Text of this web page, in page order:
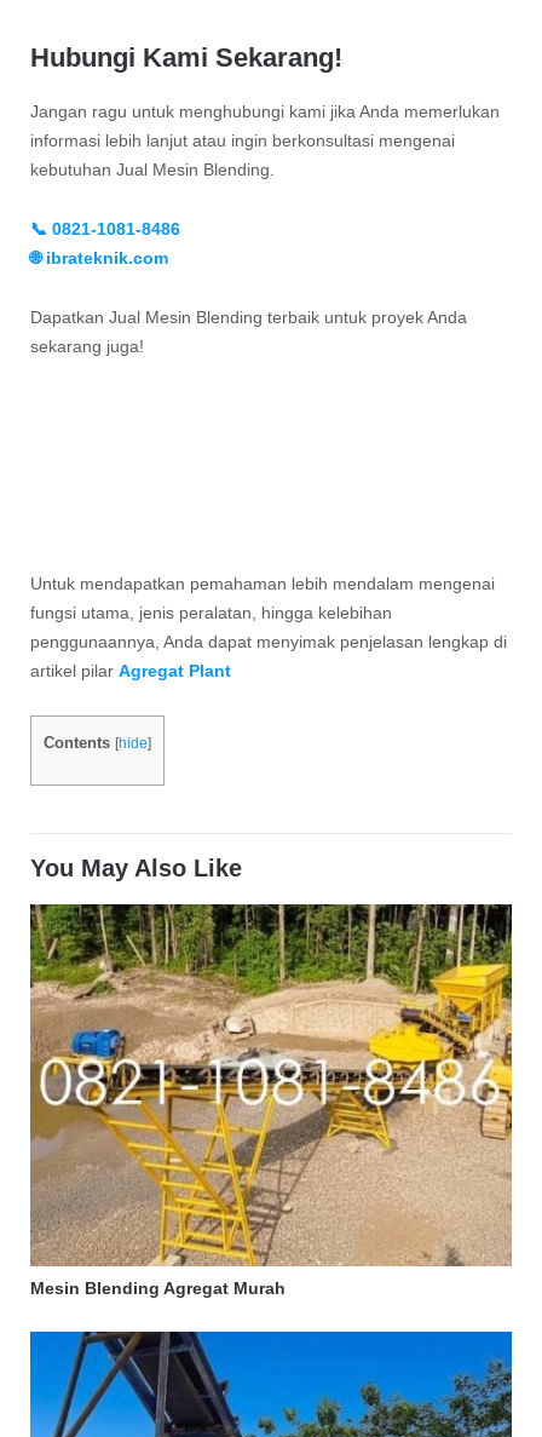
Hubungi Kami Sekarang!
Jangan ragu untuk menghubungi kami jika Anda memerlukan
informasi lebih lanjut atau ingin berkonsultasi mengenai
kebutuhan Jual Mesin Blending.
📞 0821-1081-8486
🌐 ibrateknik.com
Dapatkan Jual Mesin Blending terbaik untuk proyek Anda
sekarang juga!
Untuk mendapatkan pemahaman lebih mendalam mengenai
fungsi utama, jenis peralatan, hingga kelebihan
penggunaannya, Anda dapat menyimak penjelasan lengkap di
artikel pilar Agregat Plant
Contents [hide]
You May Also Like
Mesin Blending Agregat Murah